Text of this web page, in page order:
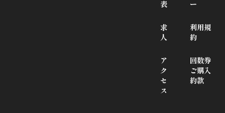
表
求
人
ア
ク
セ
ス
ー
利用規
約
回数券
ご購入
約款